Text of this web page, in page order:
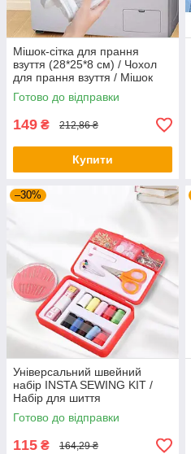
Мішок-сітка для прання
взуття (28*25*8 см) / Чохол
для прання взуття / Мішок
для прання взуття
Готово до відправки
149 ₴ 212,86 ₴
Купити
–30%
Універсальний швейний
набір INSTA SEWING KIT /
Набір для шиття
Готово до відправки
115 ₴ 164,29 ₴